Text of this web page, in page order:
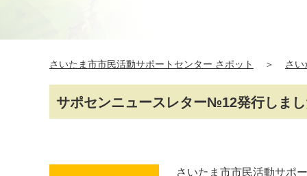
さいたま市市民活動サポートセンター さポット ＞ さい
サポセンニュースレター№12発行しま
さいたま市市民活動サポ